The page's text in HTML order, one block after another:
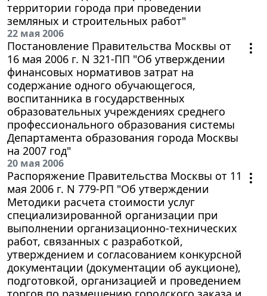
территории города при проведении
земляных и строительных работ"
22 мая 2006
Постановление Правительства Москвы от
16 мая 2006 г. N 321-ПП "Об утверждении
финансовых нормативов затрат на
содержание одного обучающегося,
воспитанника в государственных
образовательных учреждениях среднего
профессионального образования системы
Департамента образования города Москвы
на 2007 год"
20 мая 2006
Распоряжение Правительства Москвы от 11
мая 2006 г. N 779-РП "Об утверждении
Методики расчета стоимости услуг
специализированной организации при
выполнении организационно-технических
работ, связанных с разработкой,
утверждением и согласованием конкурсной
документации (документации об аукционе),
подготовкой, организацией и проведением